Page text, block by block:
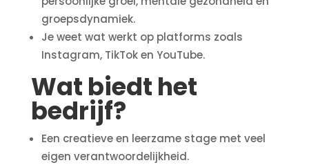
groepsdynamiek.
Je weet wat werkt op platforms zoals
Instagram, TikTok en YouTube.
Wat biedt het
bedrijf?
Een creatieve en leerzame stage met veel
eigen verantwoordelijkheid.